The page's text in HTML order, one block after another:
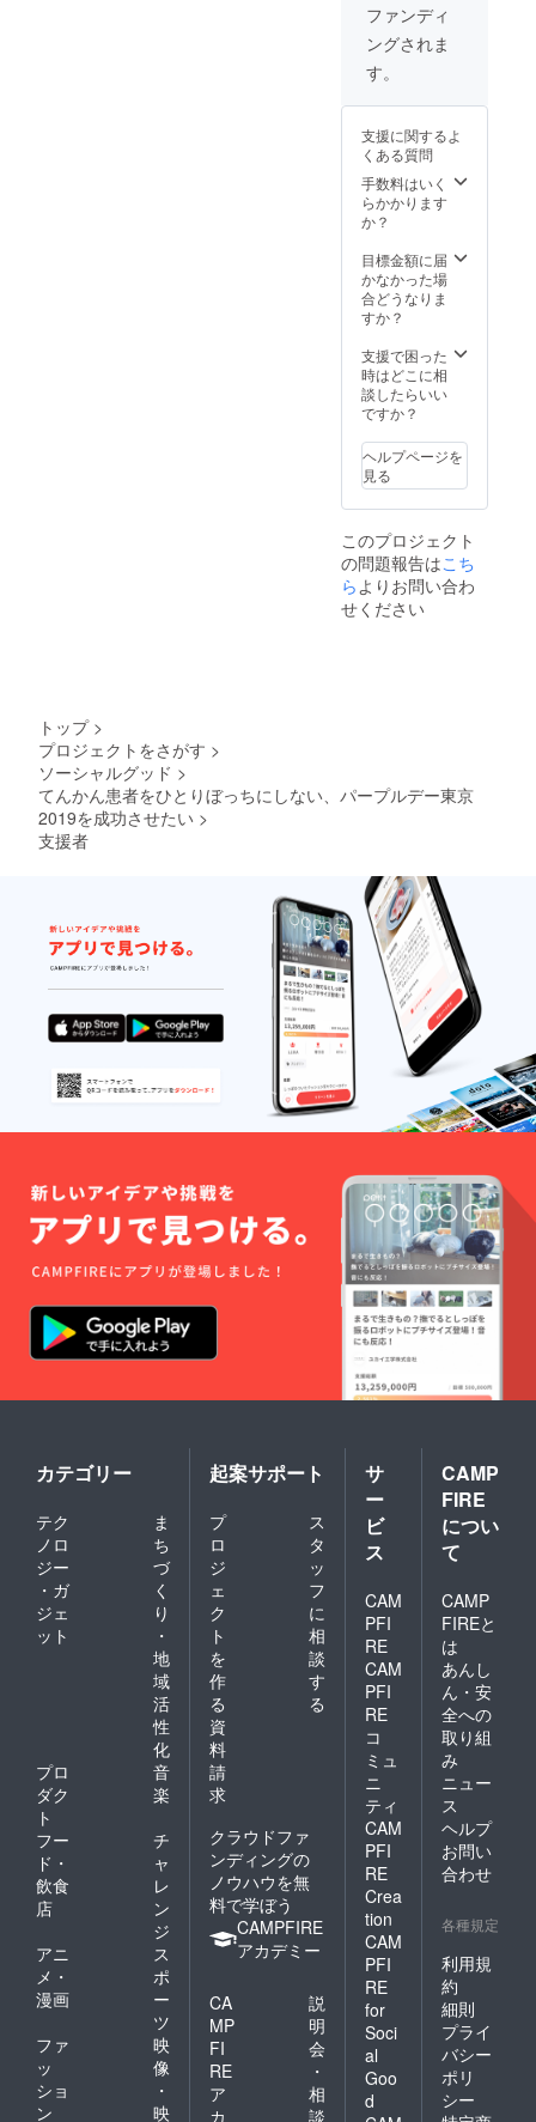
ファンディ
ングされま
す。
支援に関するよ
くある質問
手数料はいく
らかかります
か？
目標金額に届
かなかった場
合どうなりま
すか？
支援で困った
時はどこに相
談したらいい
ですか？
ヘルプページを
見る
このプロジェクト
の問題報告はこち
らよりお問い合わ
せください
トップ >
プロジェクトをさがす >
ソーシャルグッド >
てんかん患者をひとりぼっちにしない、パープルデー東京
2019を成功させたい >
支援者
カテゴリー
テク
ノロ
ジー
・ガ
ジェ
ット
ま
ち
づ
く
り
・
地
域
活
性
化
プロ
ダク
ト
音
楽
フー
ド・
飲食
店
チ
ャ
レ
ン
ジ
アニ
メ・
漫画
ス
ポ
ー
ツ
ファ
ッ
ショ
ン
映
像
・
映
起案サポート
プ
ロ
ジ
ェ
ク
ト
を
作
る
ス
タ
ッ
フ
に
相
談
す
る
資
料
請
求
クラウドファ
ンディングの
ノウハウを無
料で学ぼう
CAMPFIRE
アカデミー
CA
MP
FI
RE
ア
カ
説
明
会
・
相
談
サ
ー
ビ
ス
CAM
PFI
RE
CAM
PFI
RE
コ
ミュ
ニ
ティ
CAM
PFI
RE
Crea
tion
CAM
PFI
RE
for
Soci
al
Goo
d
CAMP
FIRE
につい
て
CAMP
FIREと
は
あんし
ん・安
全への
取り組
み
ニュー
ス
ヘルプ
お問い
合わせ
各種規定
利用規
約
細則
プライ
バシー
ポリ
シー